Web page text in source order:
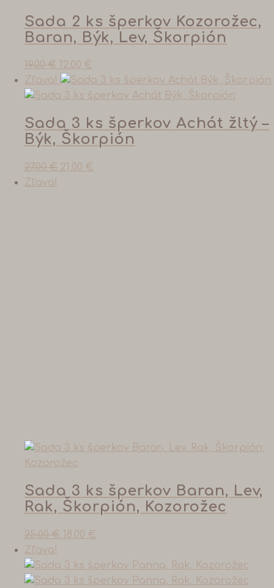
Sada 2 ks šperkov Kozorožec,
Baran, Býk, Lev, Škorpión
19,00€ 12,00 €
Zľava!
Sada 3 ks šperkov Achát žltý –
Býk, Škorpión
27,00€ 21,00 €
Zľava!
Sada 3 ks šperkov Baran, Lev,
Rak, Škorpión, Kozorožec
25,00€ 18,00 €
Zľava!